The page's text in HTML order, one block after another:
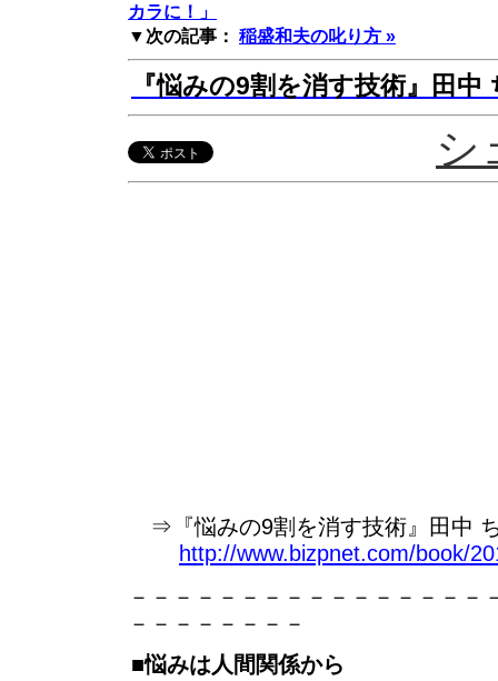
カラに！」
▼次の記事： 稲盛和夫の叱り方 »
『悩みの9割を消す技術』田中
シ
⇒『悩みの9割を消す技術』田中
http://www.bizpnet.com/book/
－－－－－－－－－－－－－－－－
－－－－－－－－
■悩みは人間関係から